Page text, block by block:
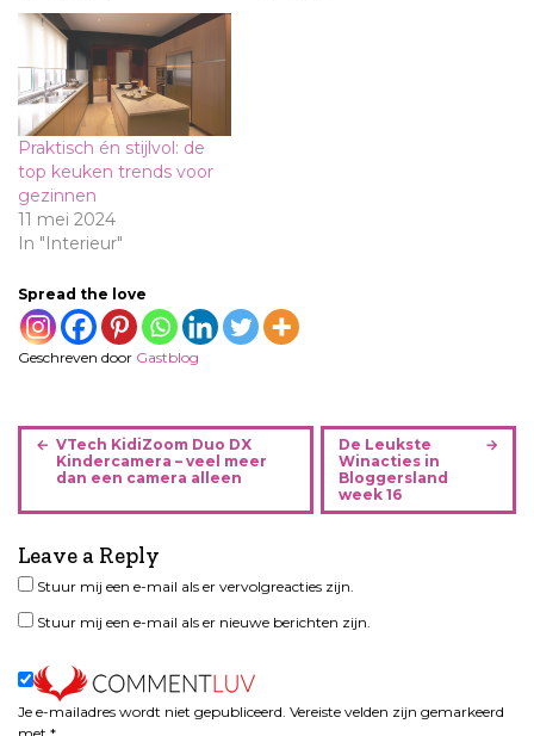
Praktisch én stijlvol: de
top keuken trends voor
gezinnen
11 mei 2024
In "Interieur"
Spread the love
Geschreven door Gastblog
B
i
c
h
t
n
v
g
VTech KidiZoom Duo DX
Kindercamera – veel meer
dan een camera alleen
De Leukste
Winacties in
Bloggersland
week 16
Leave a Reply
Je e-mailadres wordt niet gepubliceerd. Vereiste velden zijn gemarkeerd
Stuur mij een e-mail als er vervolgreacties zijn.
Stuur mij een e-mail als er nieuwe berichten zijn.